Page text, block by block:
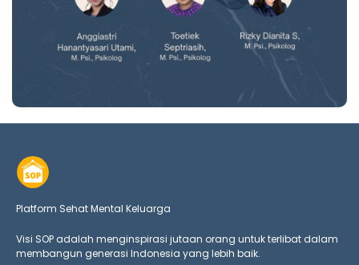
Platform Sehat Mental Keluarga
Visi SOP adalah menginspirasi jutaan orang untuk terlibat dalam
membangun generasi Indonesia yang lebih baik.